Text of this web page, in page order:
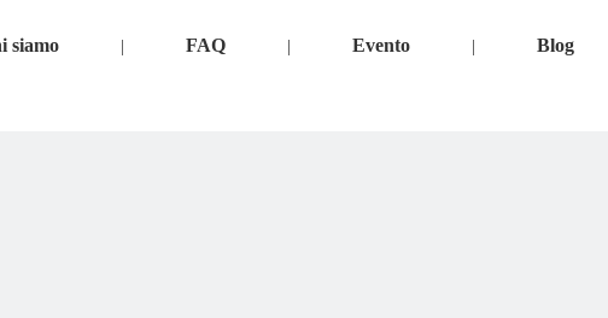
siamo | FAQ | Evento | Blog